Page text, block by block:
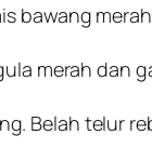
bawang
merah dan
Belah telur